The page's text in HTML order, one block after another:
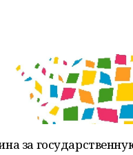
за